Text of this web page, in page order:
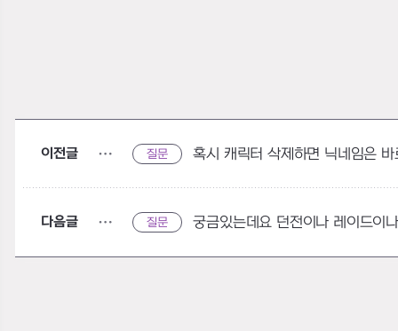
이전글 질문 혹시 캐릭터 삭제하면 닉네임은
다음글 질문